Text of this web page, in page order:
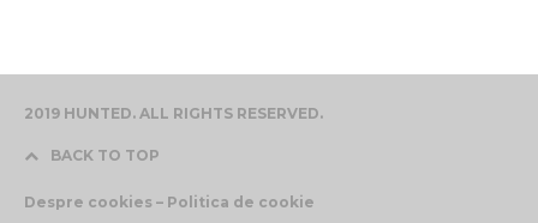
2019 HUNTED. ALL RIGHTS RESERVED.
BACK TO TOP
Despre cookies – Politica de cookie